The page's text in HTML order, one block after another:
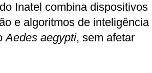
Inatel combina dispositivos
e algoritmos de inteligência
Aedes aegypti, sem afetar